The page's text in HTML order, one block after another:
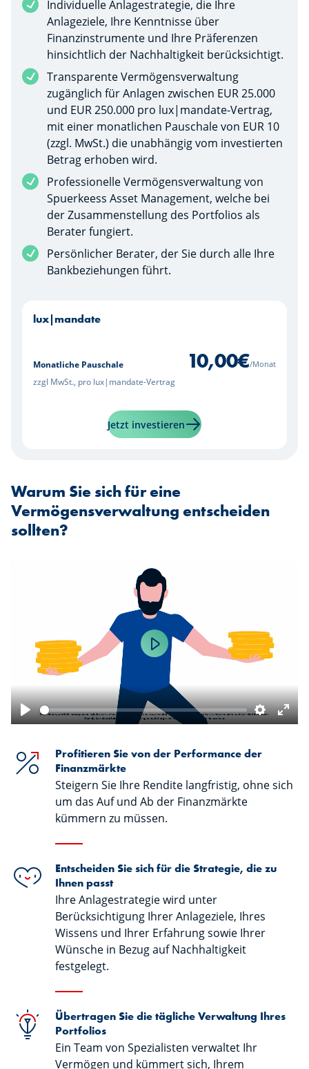
Individuelle Anlagestrategie, die Ihre
Anlageziele, Ihre Kenntnisse über
Finanzinstrumente und Ihre Präferenzen
hinsichtlich der Nachhaltigkeit berücksichtigt.
Transparente Vermögensverwaltung
zugänglich für Anlagen zwischen EUR 25.000
und EUR 250.000 pro lux|mandate-Vertrag,
mit einer monatlichen Pauschale von EUR 10
(zzgl. MwSt.) die unabhängig vom investierten
Betrag erhoben wird.
Professionelle Vermögensverwaltung von
Spuerkeess Asset Management, welche bei
der Zusammenstellung des Portfolios als
Berater fungiert.
Persönlicher Berater, der Sie durch alle Ihre
Bankbeziehungen führt.
lux|mandate
Monatliche Pauschale 10,00€/Monat
zzgl MwSt., pro lux|mandate-Vertrag
Jetzt investierenMehr erfahren über
Warum Sie sich für eine
Vermögensverwaltung entscheiden
sollten?
Play Settings
Play
Profitieren Sie von der Performance der
Finanzmärkte
Steigern Sie Ihre Rendite langfristig, ohne sich
um das Auf und Ab der Finanzmärkte
kümmern zu müssen.
Entscheiden Sie sich für die Strategie, die zu
Ihnen passt
Ihre Anlagestrategie wird unter
Berücksichtigung Ihrer Anlageziele, Ihres
Wissens und Ihrer Erfahrung sowie Ihrer
Wünsche in Bezug auf Nachhaltigkeit
festgelegt.
Übertragen Sie die tägliche Verwaltung Ihres
Portfolios
Ein Team von Spezialisten verwaltet Ihr
Vermögen und kümmert sich, Ihrem